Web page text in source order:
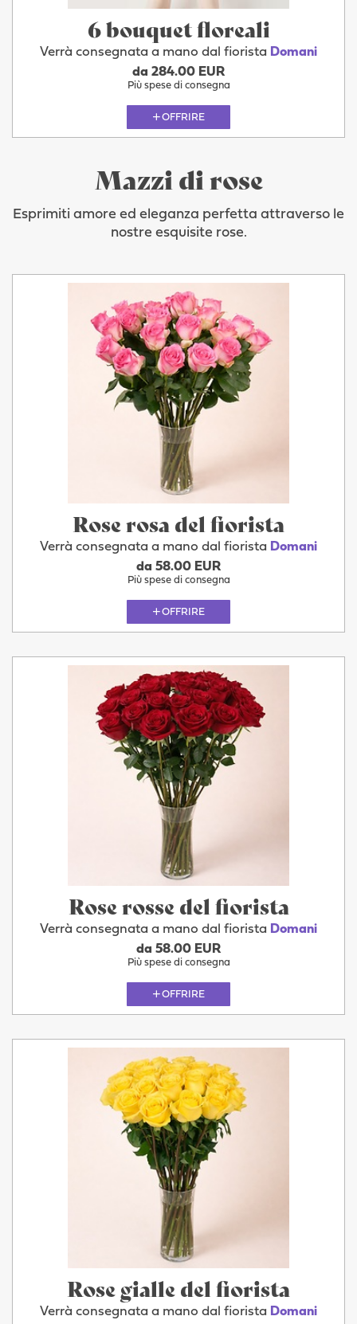
6 bouquet floreali
Verrà consegnata a mano dal fiorista Domani
da 284.00 EUR
Più spese di consegna
OFFRIRE
Mazzi di rose
Esprimiti amore ed eleganza perfetta attraverso le
nostre esquisite rose.
Rose rosa del fiorista
Verrà consegnata a mano dal fiorista Domani
da 58.00 EUR
Più spese di consegna
OFFRIRE
Rose rosse del fiorista
Verrà consegnata a mano dal fiorista Domani
da 58.00 EUR
Più spese di consegna
OFFRIRE
Rose gialle del fiorista
Verrà consegnata a mano dal fiorista Domani